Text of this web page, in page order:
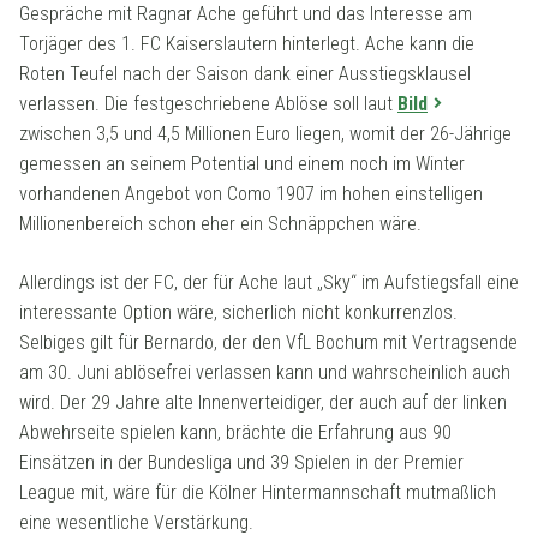
Gespräche mit Ragnar Ache geführt und das Interesse am
Torjäger des 1. FC Kaiserslautern hinterlegt. Ache kann die
Roten Teufel nach der Saison dank einer Ausstiegsklausel
verlassen. Die festgeschriebene Ablöse soll laut Bild
zwischen 3,5 und 4,5 Millionen Euro liegen, womit der 26-Jährige
gemessen an seinem Potential und einem noch im Winter
vorhandenen Angebot von Como 1907 im hohen einstelligen
Millionenbereich schon eher ein Schnäppchen wäre.
Allerdings ist der FC, der für Ache laut „Sky“ im Aufstiegsfall eine
interessante Option wäre, sicherlich nicht konkurrenzlos.
Selbiges gilt für Bernardo, der den VfL Bochum mit Vertragsende
am 30. Juni ablösefrei verlassen kann und wahrscheinlich auch
wird. Der 29 Jahre alte Innenverteidiger, der auch auf der linken
Abwehrseite spielen kann, brächte die Erfahrung aus 90
Einsätzen in der Bundesliga und 39 Spielen in der Premier
League mit, wäre für die Kölner Hintermannschaft mutmaßlich
eine wesentliche Verstärkung.